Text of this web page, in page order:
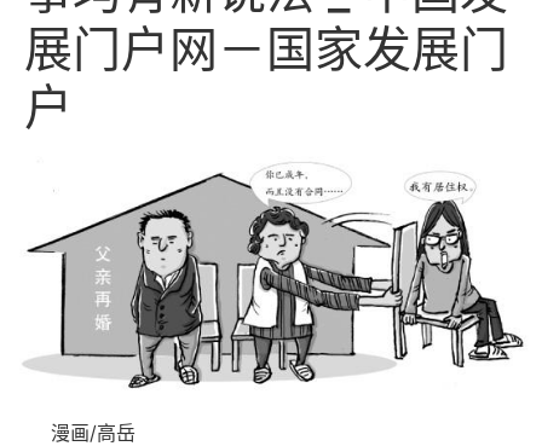
展门户网－国家发展门
户
漫画/高岳